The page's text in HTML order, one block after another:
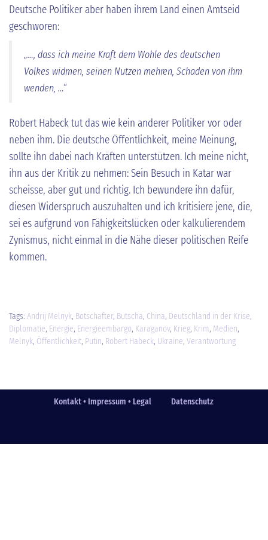
Deutsche Politiker aber haben ihrem Land einen Amtseid
geschworen:
„…, dass ich meine Kraft dem Wohle des deutschen
Volkes widmen, seinen Nutzen mehren, Schaden von ihm
wenden, …“
Robert Habeck tut das wie kein anderer Politiker vor oder
neben ihm. Die deutsche Öffentlichkeit, meine Meinung,
sollte ihn dabei nach Kräften unterstützen. Ich meine nicht,
ihn aus der Kritik zu nehmen: Sein Besuch in Katar war
scheisse, aber gut und richtig. Ich bewundere ihn dafür,
diesen Widerspruch auszuhalten und ich kritisiere jene, die,
sei es aufgrund von Fähigkeitslücken oder kalkulierendem
Zynismus, nicht einmal in die Nähe dieser politischen Reife
kommen.
Tags: Andrij Melnyk, Botschafter, Butscha, China, Deutschland in der Krise,
Diplomatie, Energie, Energieembargo, Karaganov, Krieg, Krim, Medien,
Melnyk, Öffentlichkeit, Putin, Robert Habeck, Ukraine, Verantwortung
Fußzeile
Kontakt • Impressum • Legal Datenschutz